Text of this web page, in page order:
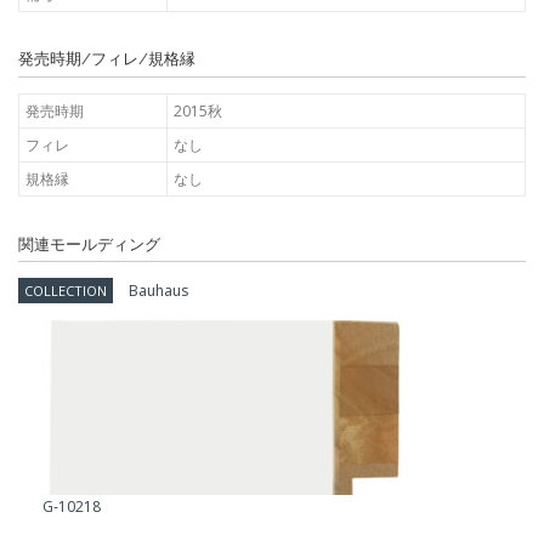
発売時期/フィレ/規格縁
発売時期
2015秋
フィレ
なし
規格縁
なし
関連モールディング
COLLECTION Bauhaus
G-10218